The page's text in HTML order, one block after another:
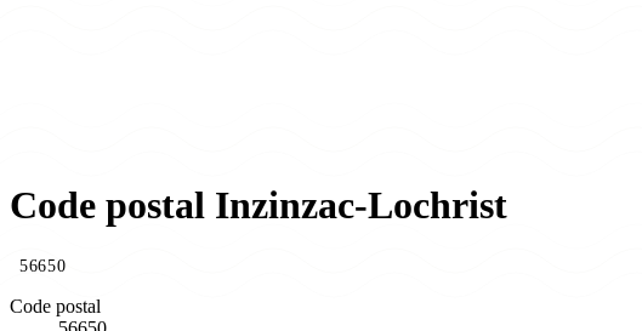
Code postal Inzinzac-Lochrist
56650
Code postal